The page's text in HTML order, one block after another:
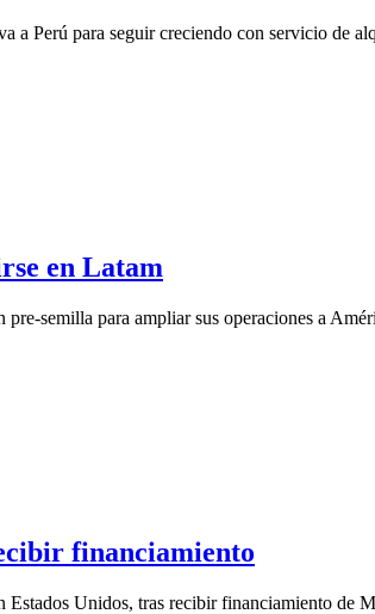
a Perú para seguir creciendo con servicio de
en Latam
semilla para ampliar sus operaciones a
financiamiento
Estados Unidos, tras recibir financiamiento de